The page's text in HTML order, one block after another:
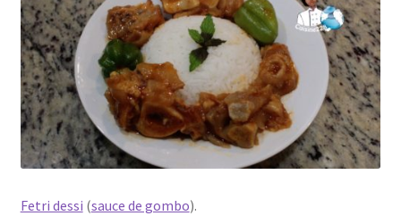
Fetri dessi (sauce de gombo).